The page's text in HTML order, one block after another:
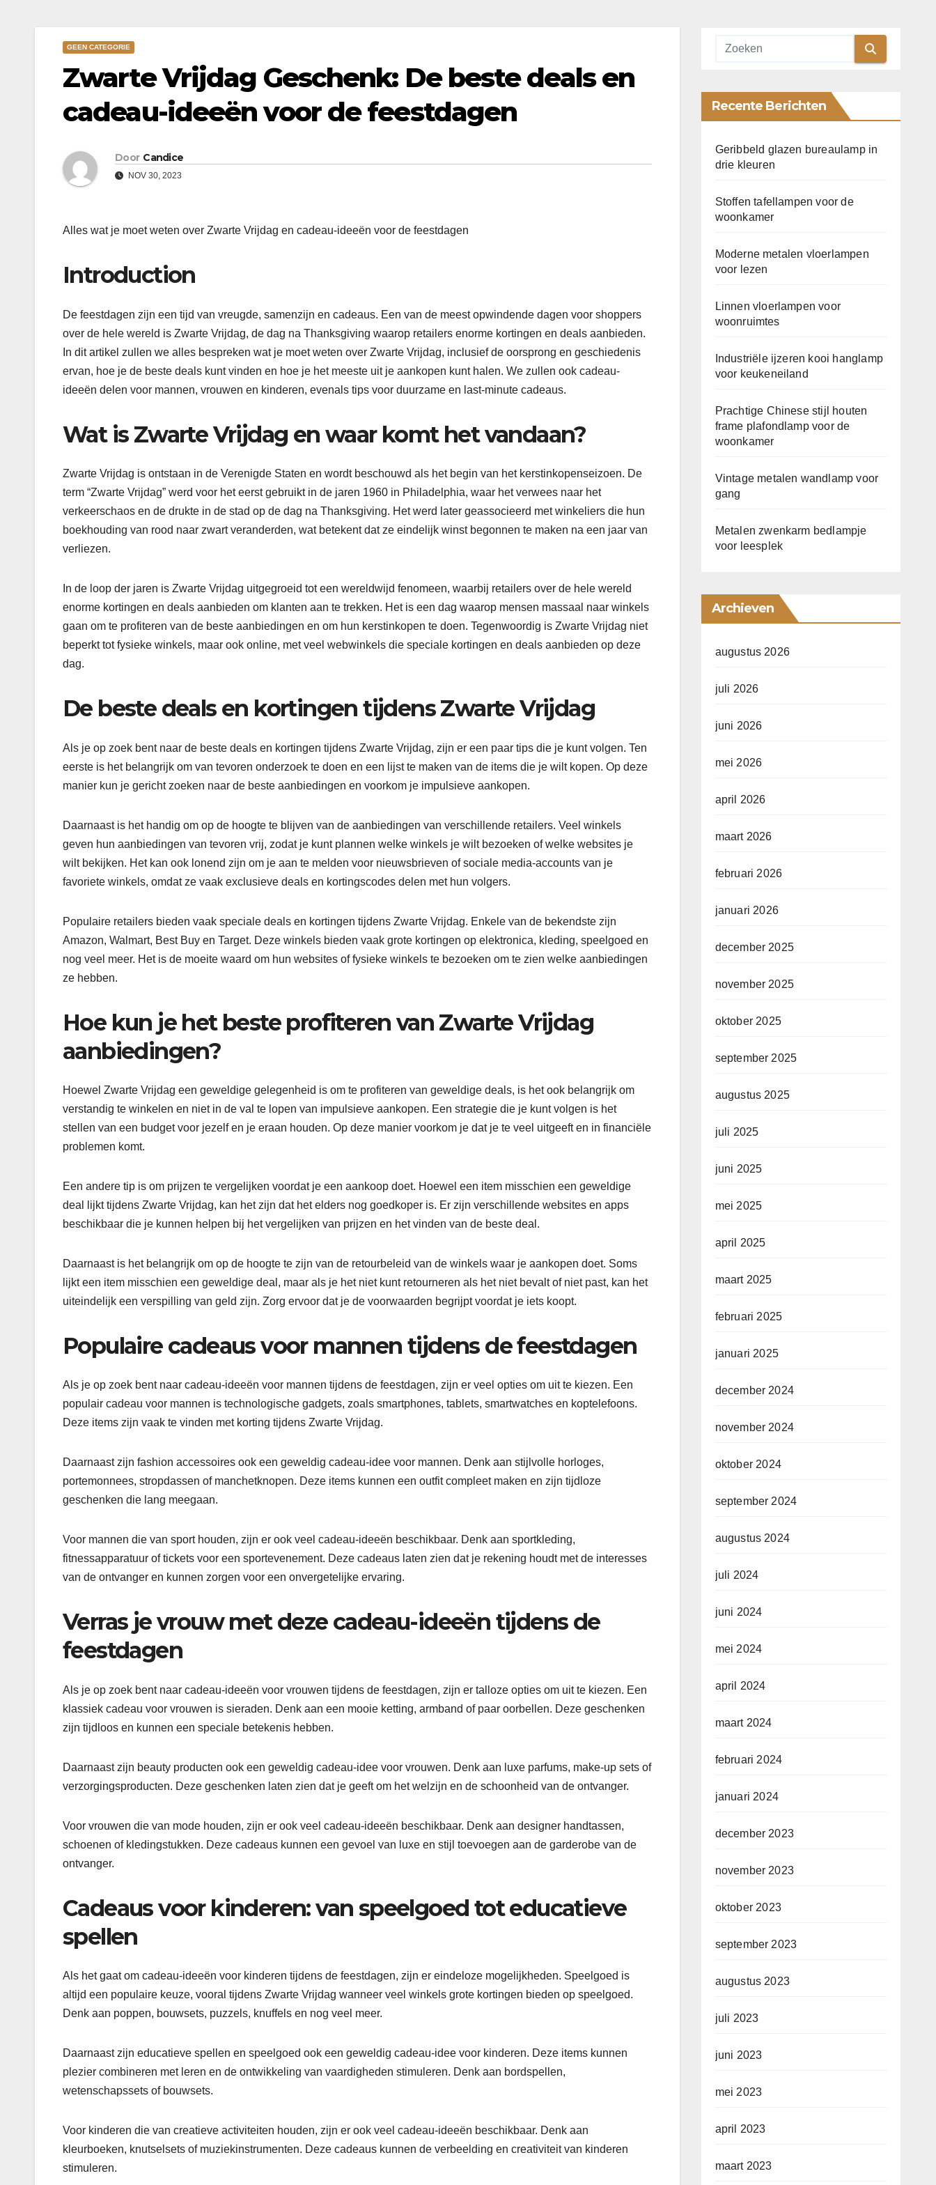
GEEN CATEGORIE
Zwarte Vrijdag Geschenk: De beste deals en
cadeau-ideeën voor de feestdagen
Door Candice
NOV 30, 2023
Alles wat je moet weten over Zwarte Vrijdag en cadeau-ideeën voor de feestdagen
Introduction
De feestdagen zijn een tijd van vreugde, samenzijn en cadeaus. Een van de meest opwindende dagen voor shoppers
over de hele wereld is Zwarte Vrijdag, de dag na Thanksgiving waarop retailers enorme kortingen en deals aanbieden.
In dit artikel zullen we alles bespreken wat je moet weten over Zwarte Vrijdag, inclusief de oorsprong en geschiedenis
ervan, hoe je de beste deals kunt vinden en hoe je het meeste uit je aankopen kunt halen. We zullen ook cadeau-
ideeën delen voor mannen, vrouwen en kinderen, evenals tips voor duurzame en last-minute cadeaus.
Wat is Zwarte Vrijdag en waar komt het vandaan?
Zwarte Vrijdag is ontstaan in de Verenigde Staten en wordt beschouwd als het begin van het kerstinkopenseizoen. De
term “Zwarte Vrijdag” werd voor het eerst gebruikt in de jaren 1960 in Philadelphia, waar het verwees naar het
verkeerschaos en de drukte in de stad op de dag na Thanksgiving. Het werd later geassocieerd met winkeliers die hun
boekhouding van rood naar zwart veranderden, wat betekent dat ze eindelijk winst begonnen te maken na een jaar van
verliezen.
In de loop der jaren is Zwarte Vrijdag uitgegroeid tot een wereldwijd fenomeen, waarbij retailers over de hele wereld
enorme kortingen en deals aanbieden om klanten aan te trekken. Het is een dag waarop mensen massaal naar winkels
gaan om te profiteren van de beste aanbiedingen en om hun kerstinkopen te doen. Tegenwoordig is Zwarte Vrijdag niet
beperkt tot fysieke winkels, maar ook online, met veel webwinkels die speciale kortingen en deals aanbieden op deze
dag.
De beste deals en kortingen tijdens Zwarte Vrijdag
Als je op zoek bent naar de beste deals en kortingen tijdens Zwarte Vrijdag, zijn er een paar tips die je kunt volgen. Ten
eerste is het belangrijk om van tevoren onderzoek te doen en een lijst te maken van de items die je wilt kopen. Op deze
manier kun je gericht zoeken naar de beste aanbiedingen en voorkom je impulsieve aankopen.
Daarnaast is het handig om op de hoogte te blijven van de aanbiedingen van verschillende retailers. Veel winkels
geven hun aanbiedingen van tevoren vrij, zodat je kunt plannen welke winkels je wilt bezoeken of welke websites je
wilt bekijken. Het kan ook lonend zijn om je aan te melden voor nieuwsbrieven of sociale media-accounts van je
favoriete winkels, omdat ze vaak exclusieve deals en kortingscodes delen met hun volgers.
Populaire retailers bieden vaak speciale deals en kortingen tijdens Zwarte Vrijdag. Enkele van de bekendste zijn
Amazon, Walmart, Best Buy en Target. Deze winkels bieden vaak grote kortingen op elektronica, kleding, speelgoed en
nog veel meer. Het is de moeite waard om hun websites of fysieke winkels te bezoeken om te zien welke aanbiedingen
ze hebben.
Hoe kun je het beste profiteren van Zwarte Vrijdag
aanbiedingen?
Hoewel Zwarte Vrijdag een geweldige gelegenheid is om te profiteren van geweldige deals, is het ook belangrijk om
verstandig te winkelen en niet in de val te lopen van impulsieve aankopen. Een strategie die je kunt volgen is het
stellen van een budget voor jezelf en je eraan houden. Op deze manier voorkom je dat je te veel uitgeeft en in financiële
problemen komt.
Een andere tip is om prijzen te vergelijken voordat je een aankoop doet. Hoewel een item misschien een geweldige
deal lijkt tijdens Zwarte Vrijdag, kan het zijn dat het elders nog goedkoper is. Er zijn verschillende websites en apps
beschikbaar die je kunnen helpen bij het vergelijken van prijzen en het vinden van de beste deal.
Daarnaast is het belangrijk om op de hoogte te zijn van de retourbeleid van de winkels waar je aankopen doet. Soms
lijkt een item misschien een geweldige deal, maar als je het niet kunt retourneren als het niet bevalt of niet past, kan het
uiteindelijk een verspilling van geld zijn. Zorg ervoor dat je de voorwaarden begrijpt voordat je iets koopt.
Populaire cadeaus voor mannen tijdens de feestdagen
Als je op zoek bent naar cadeau-ideeën voor mannen tijdens de feestdagen, zijn er veel opties om uit te kiezen. Een
populair cadeau voor mannen is technologische gadgets, zoals smartphones, tablets, smartwatches en koptelefoons.
Deze items zijn vaak te vinden met korting tijdens Zwarte Vrijdag.
Daarnaast zijn fashion accessoires ook een geweldig cadeau-idee voor mannen. Denk aan stijlvolle horloges,
portemonnees, stropdassen of manchetknopen. Deze items kunnen een outfit compleet maken en zijn tijdloze
geschenken die lang meegaan.
Voor mannen die van sport houden, zijn er ook veel cadeau-ideeën beschikbaar. Denk aan sportkleding,
fitnessapparatuur of tickets voor een sportevenement. Deze cadeaus laten zien dat je rekening houdt met de interesses
van de ontvanger en kunnen zorgen voor een onvergetelijke ervaring.
Verras je vrouw met deze cadeau-ideeën tijdens de
feestdagen
Als je op zoek bent naar cadeau-ideeën voor vrouwen tijdens de feestdagen, zijn er talloze opties om uit te kiezen. Een
klassiek cadeau voor vrouwen is sieraden. Denk aan een mooie ketting, armband of paar oorbellen. Deze geschenken
zijn tijdloos en kunnen een speciale betekenis hebben.
Daarnaast zijn beauty producten ook een geweldig cadeau-idee voor vrouwen. Denk aan luxe parfums, make-up sets of
verzorgingsproducten. Deze geschenken laten zien dat je geeft om het welzijn en de schoonheid van de ontvanger.
Voor vrouwen die van mode houden, zijn er ook veel cadeau-ideeën beschikbaar. Denk aan designer handtassen,
schoenen of kledingstukken. Deze cadeaus kunnen een gevoel van luxe en stijl toevoegen aan de garderobe van de
ontvanger.
Cadeaus voor kinderen: van speelgoed tot educatieve
spellen
Als het gaat om cadeau-ideeën voor kinderen tijdens de feestdagen, zijn er eindeloze mogelijkheden. Speelgoed is
altijd een populaire keuze, vooral tijdens Zwarte Vrijdag wanneer veel winkels grote kortingen bieden op speelgoed.
Denk aan poppen, bouwsets, puzzels, knuffels en nog veel meer.
Daarnaast zijn educatieve spellen en speelgoed ook een geweldig cadeau-idee voor kinderen. Deze items kunnen
plezier combineren met leren en de ontwikkeling van vaardigheden stimuleren. Denk aan bordspellen,
wetenschapssets of bouwsets.
Voor kinderen die van creatieve activiteiten houden, zijn er ook veel cadeau-ideeën beschikbaar. Denk aan
kleurboeken, knutselsets of muziekinstrumenten. Deze cadeaus kunnen de verbeelding en creativiteit van kinderen
stimuleren.
Recente Berichten
Geribbeld glazen bureaulamp in
drie kleuren
Stoffen tafellampen voor de
woonkamer
Moderne metalen vloerlampen
voor lezen
Linnen vloerlampen voor
woonruimtes
Industriële ijzeren kooi hanglamp
voor keukeneiland
Prachtige Chinese stijl houten
frame plafondlamp voor de
woonkamer
Vintage metalen wandlamp voor
gang
Metalen zwenkarm bedlampje
voor leesplek
Archieven
augustus 2026
juli 2026
juni 2026
mei 2026
april 2026
maart 2026
februari 2026
januari 2026
december 2025
november 2025
oktober 2025
september 2025
augustus 2025
juli 2025
juni 2025
mei 2025
april 2025
maart 2025
februari 2025
januari 2025
december 2024
november 2024
oktober 2024
september 2024
augustus 2024
juli 2024
juni 2024
mei 2024
april 2024
maart 2024
februari 2024
januari 2024
december 2023
november 2023
oktober 2023
september 2023
augustus 2023
juli 2023
juni 2023
mei 2023
april 2023
maart 2023